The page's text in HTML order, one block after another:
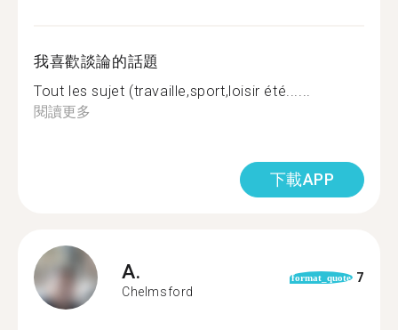
我喜歡談論的話題
Tout les sujet (travaille,sport,loisir été......
閱讀更多
下載APP
A.
Chelmsford
format_quote 7